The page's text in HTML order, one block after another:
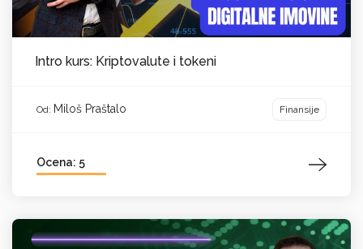
Intro kurs: Kriptovalute i tokeni
Od: Miloš Praštalo Finansije
Ocena: 5